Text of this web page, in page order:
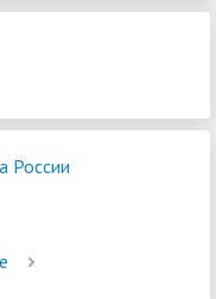
России